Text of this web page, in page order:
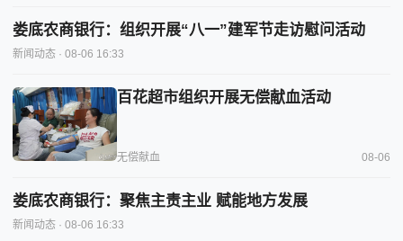
娄底农商银行：组织开展“八一”建军节走访慰问活动
新闻动态 · 08-06 16:33
百花超市组织开展无偿献血活动
无偿献血 08-06
娄底农商银行：聚焦主责主业 赋能地方发展
新闻动态 · 08-06 16:33